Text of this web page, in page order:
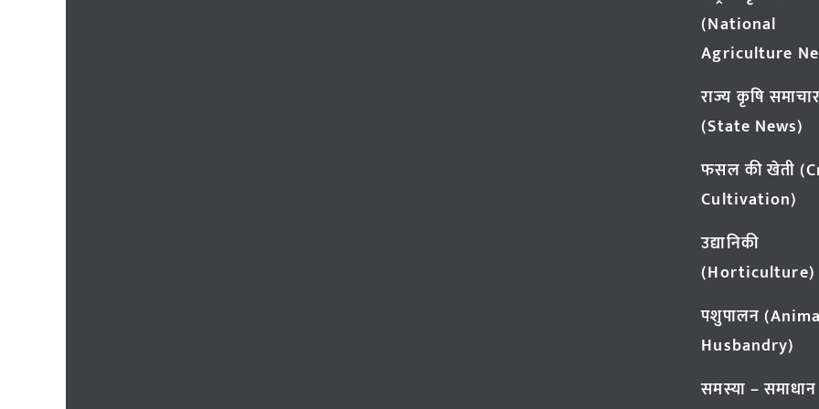
(National
Agriculture
राज्य कृषि समाचार
(State News)
फसल की खेती
Cultivation)
उद्यानिकी
(Horticulture)
पशुपालन
Husbandry)
समस्या – समाधान